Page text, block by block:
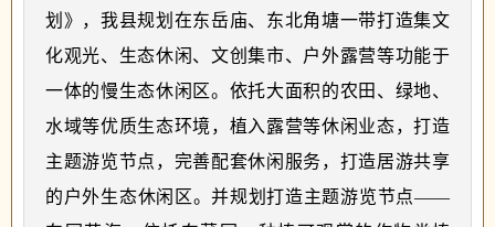
划》，我县规划在东岳庙、东北角塘一带打造集文
化观光、生态休闲、文创集市、户外露营等功能于
一体的慢生态休闲区。依托大面积的农田、绿地、
水域等优质生态环境，植入露营等休闲业态，打造
主题游览节点，完善配套休闲服务，打造居游共享
的户外生态休闲区。并规划打造主题游览节点——